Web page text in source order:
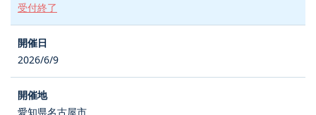
受付終了
2026/6/9
愛知県名古屋市